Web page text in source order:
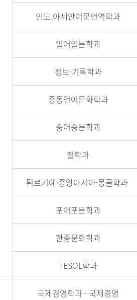
인도.아세안어문번역학과
일어일문학과
정보·기록학과
중동언어문화학과
중어중문학과
철학과
튀르키예·중앙아시아·몽골학과
포어포문학과
한중문화학과
TESOL학과
국제경영학과 - 국제경영